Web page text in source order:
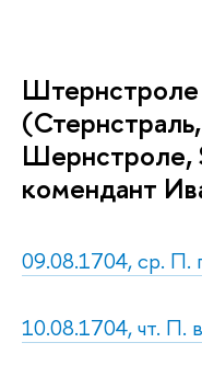
Шернстроле,
комендант
09.08.1704, ср. П.
10.08.1704, чт. П.